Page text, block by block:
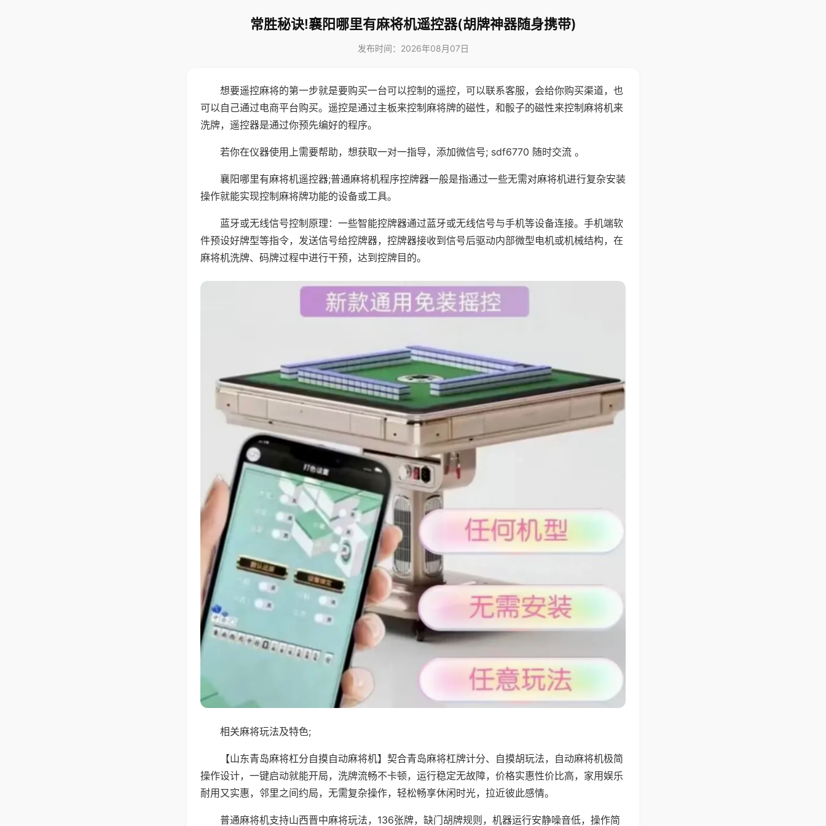
常胜秘诀!襄阳哪里有麻将机遥控器(胡牌神器随身携带)
发布时间：2026年08月07日
想要遥控麻将的第一步就是要购买一台可以控制的遥控，可以联系客服，会给你购买渠道，也
可以自己通过电商平台购买。遥控是通过主板来控制麻将牌的磁性，和骰子的磁性来控制麻将机来
洗牌，遥控器是通过你预先编好的程序。
若你在仪器使用上需要帮助，想获取一对一指导，添加微信号; sdf6770 随时交流 。
襄阳哪里有麻将机遥控器;普通麻将机程序控牌器一般是指通过一些无需对麻将机进行复杂安装
操作就能实现控制麻将牌功能的设备或工具。
蓝牙或无线信号控制原理：一些智能控牌器通过蓝牙或无线信号与手机等设备连接。手机端软
件预设好牌型等指令，发送信号给控牌器，控牌器接收到信号后驱动内部微型电机或机械结构，在
麻将机洗牌、码牌过程中进行干预，达到控牌目的。
相关麻将玩法及特色;
【山东青岛麻将杠分自摸自动麻将机】契合青岛麻将杠牌计分、自摸胡玩法，自动麻将机极简
操作设计，一键启动就能开局，洗牌流畅不卡顿，运行稳定无故障，价格实惠性价比高，家用娱乐
耐用又实惠，邻里之间约局，无需复杂操作，轻松畅享休闲时光，拉近彼此感情。
普通麻将机支持山西晋中麻将玩法，136张牌，缺门胡牌规则，机器运行安静噪音低，操作简